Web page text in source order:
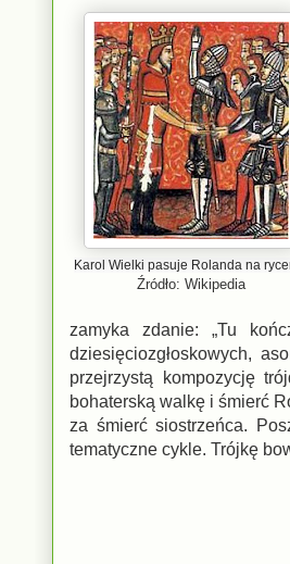
Karol Wielki pasuje Rolanda na
Źródło: Wikipedia
zamyka zdanie: „Tu
dziesięciozgłoskowych,
przejrzystą kompozycję
bohaterską walkę i śmierć
za śmierć siostrzeńca.
tematyczne cykle. Trójkę